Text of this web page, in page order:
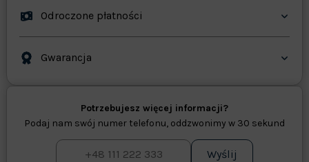
Odroczone płatności
Gwarancja
Potrzebujesz więcej informacji?
Podaj nam swój numer telefonu, oddzwonimy w 30 sekund
Wyślij